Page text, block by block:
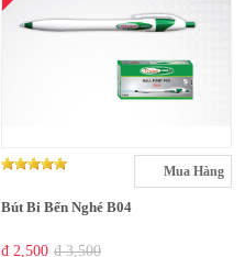
Mua Hàng
Bút Bi Bến Nghé B04
₫ 2,500 ₫ 3,500